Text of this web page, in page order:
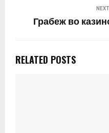
Грабеж во
RELATED POSTS